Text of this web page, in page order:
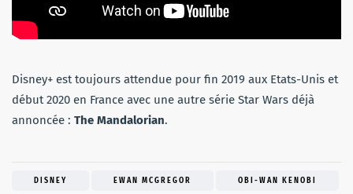
Disney+ est toujours attendue pour fin 2019 aux Etats-Unis et
début 2020 en France avec une autre série Star Wars déjà
annoncée : The Mandalorian.
DISNEY EWAN MCGREGOR OBI-WAN KENOBI